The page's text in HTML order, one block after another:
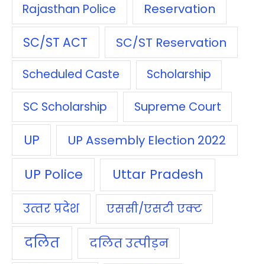
Rajasthan Police Reservation
SC/ST ACT SC/ST Reservation
Scheduled Caste Scholarship
SC Scholarship Supreme Court
UP UP Assembly Election 2022
UP Police Uttar Pradesh
उत्‍तर प्रदेश एससी/एसटी एक्‍ट
दलित दलित उत्‍पीड़न